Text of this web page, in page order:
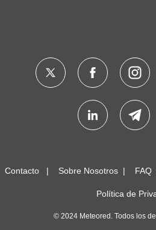
Contacto Sobre Nosotros FAQ
Política de
© 2024 Meteored. Todos los